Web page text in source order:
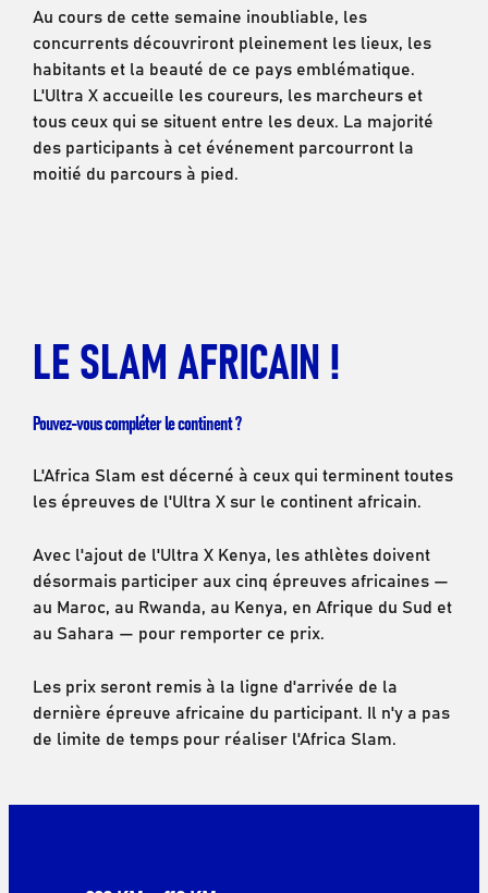
Au cours de cette semaine inoubliable, les
concurrents découvriront pleinement les lieux, les
habitants et la beauté de ce pays emblématique.
L'Ultra X accueille les coureurs, les marcheurs et
tous ceux qui se situent entre les deux. La majorité
des participants à cet événement parcourront la
moitié du parcours à pied.
LE SLAM AFRICAIN !
Pouvez-vous compléter le continent ?
L'Africa Slam est décerné à ceux qui terminent toutes
les épreuves de l'Ultra X sur le continent africain.
Avec l'ajout de l'Ultra X Kenya, les athlètes doivent
désormais participer aux cinq épreuves africaines —
au Maroc, au Rwanda, au Kenya, en Afrique du Sud et
au Sahara — pour remporter ce prix.
Les prix seront remis à la ligne d'arrivée de la
dernière épreuve africaine du participant. Il n'y a pas
de limite de temps pour réaliser l'Africa Slam.